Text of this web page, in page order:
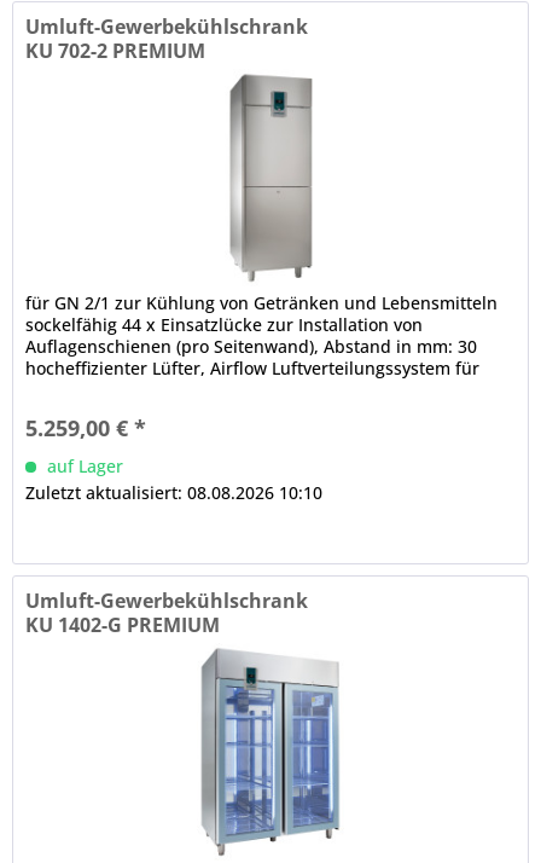
Umluft-Gewerbekühlschrank
KU 702-2 PREMIUM
für GN 2/1 zur Kühlung von Getränken und Lebensmitteln
sockelfähig 44 x Einsatzlücke zur Installation von
Auflagenschienen (pro Seitenwand), Abstand in mm: 30
hocheffizienter Lüfter, Airflow Luftverteilungssystem für
5.259,00 € *
auf Lager
Zuletzt aktualisiert: 08.08.2026 10:10
Umluft-Gewerbekühlschrank
KU 1402-G PREMIUM